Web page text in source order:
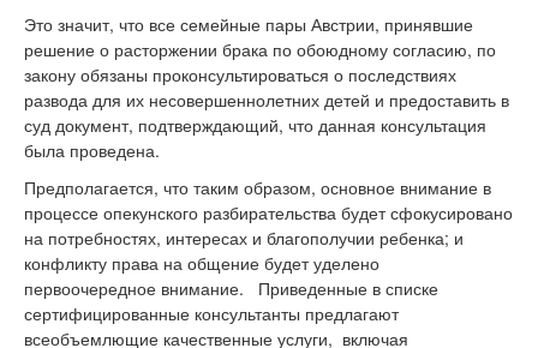
Это значит, что все семейные пары Австрии, принявшие
решение о расторжении брака по обоюдному согласию, по
закону обязаны проконсультироваться о последствиях
развода для их несовершеннолетних детей и предоставить в
суд документ, подтверждающий, что данная консультация
была проведена.
Предполагается, что таким образом, основное внимание в
процессе опекунского разбирательства будет сфокусировано
на потребностях, интересах и благополучии ребенка; и
конфликту права на общение будет уделено
первоочередное внимание. Приведенные в списке
сертифицированные консультанты предлагают
всеобъемлющие качественные услуги, включая